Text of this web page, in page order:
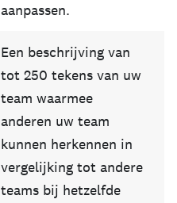
aanpassen.
Een beschrijving van
tot 250 tekens van uw
team waarmee
anderen uw team
kunnen herkennen in
vergelijking tot andere
teams bij hetzelfde